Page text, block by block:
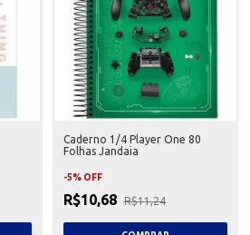
Caderno 1/4 Player One 80
Folhas Jandaia
-5% OFF
R$10,68 R$11,24